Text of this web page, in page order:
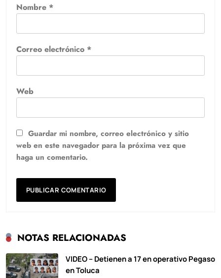
Nombre *
Correo electrónico *
Web
Guardar mi nombre, correo electrónico y sitio
web en este navegador para la próxima vez que
haga un comentario.
NOTAS RELACIONADAS
VIDEO – Detienen a 17 en operativo Pegaso
en Toluca